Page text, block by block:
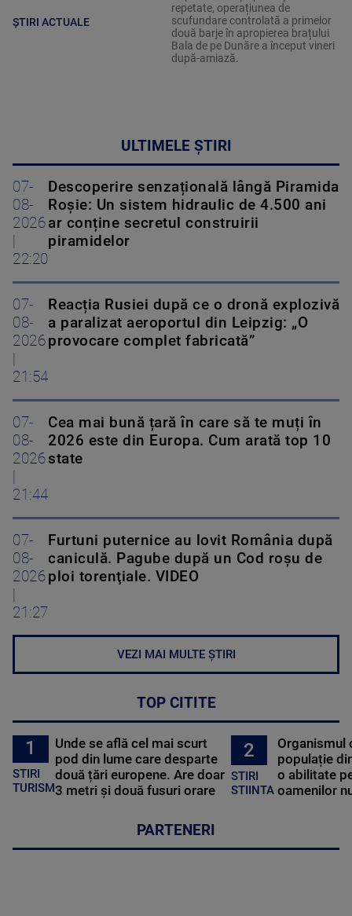
ȘTIRI ACTUALE
repetate, operațiunea de
scufundare controlată a primelor
două barje în apropierea brațului
Bala de pe Dunăre a început vineri
după-amiază.
ULTIMELE ȘTIRI
07-
08-
2026
22:20
Descoperire senzațională lângă Piramida
Roșie: Un sistem hidraulic de 4.500 ani
ar conține secretul construirii
piramidelor
07-
08-
2026
21:54
Reacția Rusiei după ce o dronă explozivă
a paralizat aeroportul din Leipzig: „O
provocare complet fabricată”
07-
08-
2026
21:44
Cea mai bună țară în care să te muți în
2026 este din Europa. Cum arată top 10
state
07-
08-
2026
21:27
Furtuni puternice au lovit România după
caniculă. Pagube după un Cod roşu de
ploi torenţiale. VIDEO
VEZI MAI MULTE ȘTIRI
TOP CITITE
1
STIRI
TURISM
Unde se află cel mai scurt
pod din lume care desparte
două țări europene. Are doar
3 metri și două fusuri orare
2
STIRI
STIINTA
Organismul
populație
o abilitate
oamenilor
PARTENERI